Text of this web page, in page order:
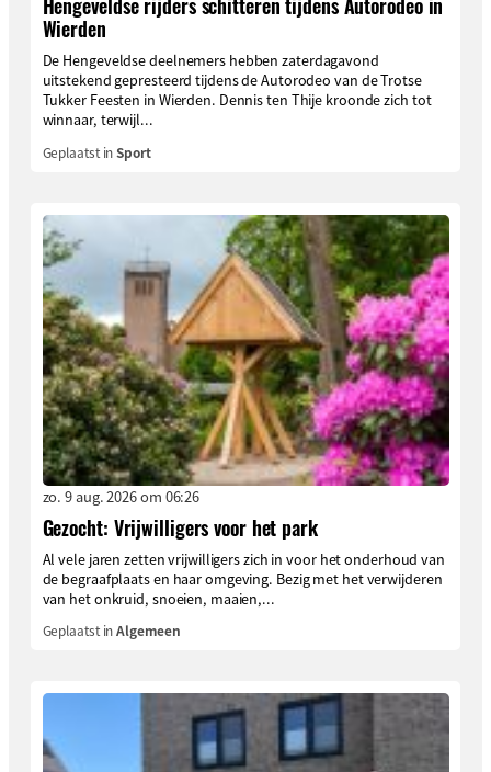
Hengeveldse rijders schitteren tijdens Autorodeo in
Wierden
De Hengeveldse deelnemers hebben zaterdagavond
uitstekend gepresteerd tijdens de Autorodeo van de Trotse
Tukker Feesten in Wierden. Dennis ten Thije kroonde zich tot
winnaar, terwijl...
Geplaatst inSport
zo. 9 aug. 2026 om 06:26
Gezocht: Vrijwilligers voor het park
Al vele jaren zetten vrijwilligers zich in voor het onderhoud van
de begraafplaats en haar omgeving. Bezig met het verwijderen
van het onkruid, snoeien, maaien,...
Geplaatst inAlgemeen